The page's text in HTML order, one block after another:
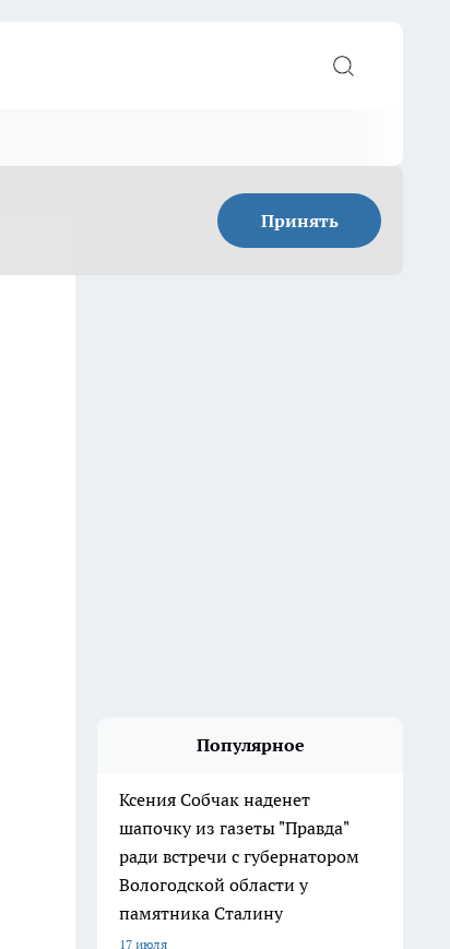
Принять
Популярное
Ксения Собчак наденет
шапочку из газеты "Правда"
ради встречи с губернатором
Вологодской области у
памятника Сталину
17 июля